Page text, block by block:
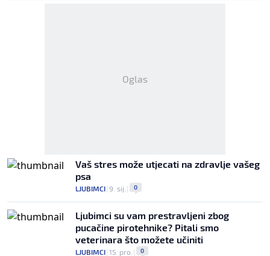
Oglas
Vaš stres može utjecati na zdravlje vašeg
psa
LJUBIMCI| 9. sij. | 0
Ljubimci su vam prestravljeni zbog
pucačine pirotehnike? Pitali smo
veterinara što možete učiniti
LJUBIMCI| 15. pro. | 0